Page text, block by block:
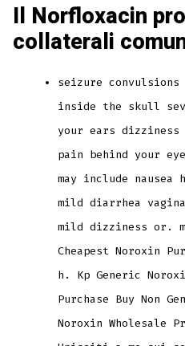
Il Norfloxacin
collaterali
seizure
inside the skull
your ears dizziness
pain behind your
may include nausea
mild diarrhea
mild dizziness or.
Cheapest Noroxin
h. Kp Generic
Purchase Buy Non
Noroxin Wholesale